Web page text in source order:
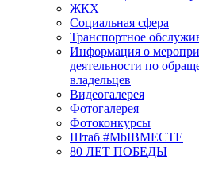
ЖКХ
Социальная сфера
Транспортное
Информация о
деятельности по
владельцев
Видеогалерея
Фотогалерея
Фотоконкурсы
Штаб #MbIBMECTE
80 ЛЕТ ПОБЕДЫ